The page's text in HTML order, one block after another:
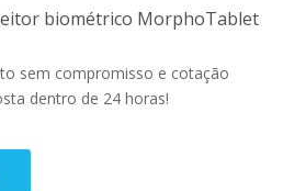
biométrico MorphoTablet
sem compromisso e cotação
dentro de 24 horas!